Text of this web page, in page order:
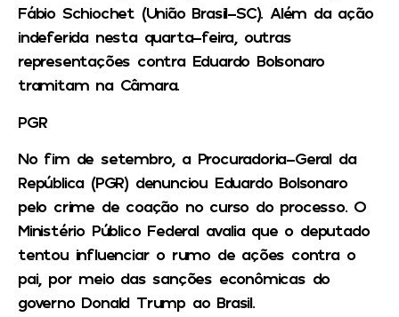
Fábio Schiochet (União Brasil-SC). Além da ação
indeferida nesta quarta-feira, outras
representações contra Eduardo Bolsonaro
tramitam na Câmara.
PGR
No fim de setembro, a Procuradoria-Geral da
República (PGR) denunciou Eduardo Bolsonaro
pelo crime de coação no curso do processo. O
Ministério Público Federal avalia que o deputado
tentou influenciar o rumo de ações contra o
pai, por meio das sanções econômicas do
governo Donald Trump ao Brasil.